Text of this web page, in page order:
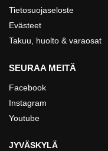
Tietosuojaseloste
Evästeet
Takuu, huolto & varaosat
SEURAA MEITÄ
Facebook
Instagram
Youtube
JYVÄSKYLÄ